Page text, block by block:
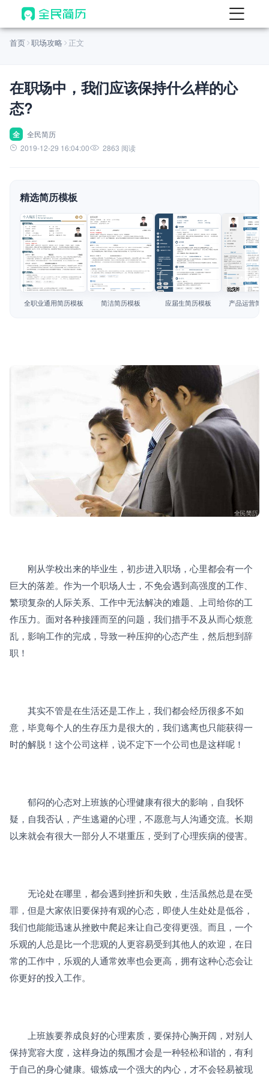
首页
AI 生成简历
AI 翻译简历
AI 诊断简历
面试自我介绍
AI 职场工具 New
简历模板
简历教程
首页 职场攻略 正文
在职场中，我们应该保持什么样的心
态?
全
全民简历
2019-12-29 16:04:00
2863 阅读
精选简历模板
查看模板
全职业通用简历模板
查看模板
简洁简历模板
查看模板
应届生简历模板
查看模板
产品运营简
刚从学校出来的毕业生，初步进入职场，心里都会有一个
巨大的落差。作为一个职场人士，不免会遇到高强度的工作、
繁琐复杂的人际关系、工作中无法解决的难题、上司给你的工
作压力。面对各种接踵而至的问题，我们措手不及从而心烦意
乱，影响工作的完成，导致一种压抑的心态产生，然后想到辞
职！
其实不管是在生活还是工作上，我们都会经历很多不如
意，毕竟每个人的生存压力是很大的，我们逃离也只能获得一
时的解脱！这个公司这样，说不定下一个公司也是这样呢！
郁闷的心态对上班族的心理健康有很大的影响，自我怀
疑，自我否认，产生逃避的心理，不愿意与人沟通交流。长期
以来就会有很大一部分人不堪重压，受到了心理疾病的侵害。
无论处在哪里，都会遇到挫折和失败，生活虽然总是在受
罪，但是大家依旧要保持有观的心态，即使人生处处是低谷，
我们也能能迅速从挫败中爬起来让自己变得更强。而且，一个
乐观的人总是比一个悲观的人更容易受到其他人的欢迎，在日
常的工作中，乐观的人通常效率也会更高，拥有这种心态会让
你更好的投入工作。
上班族要养成良好的心理素质，要保持心胸开阔，对别人
保持宽容大度，这样身边的氛围才会是一种轻松和谐的，有利
于自己的身心健康。锻炼成一个强大的内心，才不会轻易被现